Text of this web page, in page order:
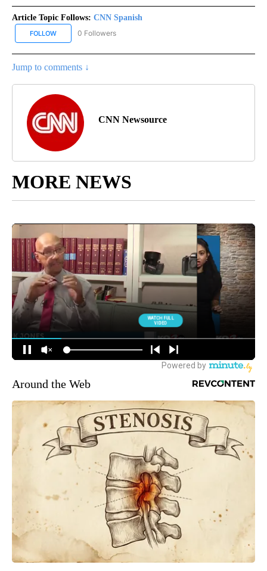
Article Topic Follows: CNN Spanish
FOLLOW FOLLOW "CNN SPANISH" TO RECEIVE NOTIFICATIONS ABOUT
0 Followers
Jump to comments ↓
CNN Newsource
MORE NEWS
Around the Web